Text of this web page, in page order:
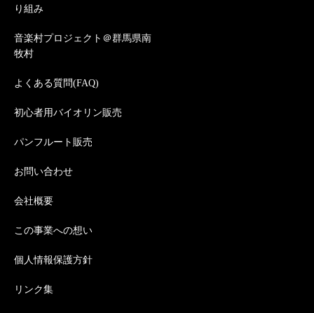
り組み
音楽村プロジェクト＠群馬県南
牧村
よくある質問(FAQ)
初心者用バイオリン販売
パンフルート販売
お問い合わせ
会社概要
この事業への想い
個人情報保護方針
リンク集